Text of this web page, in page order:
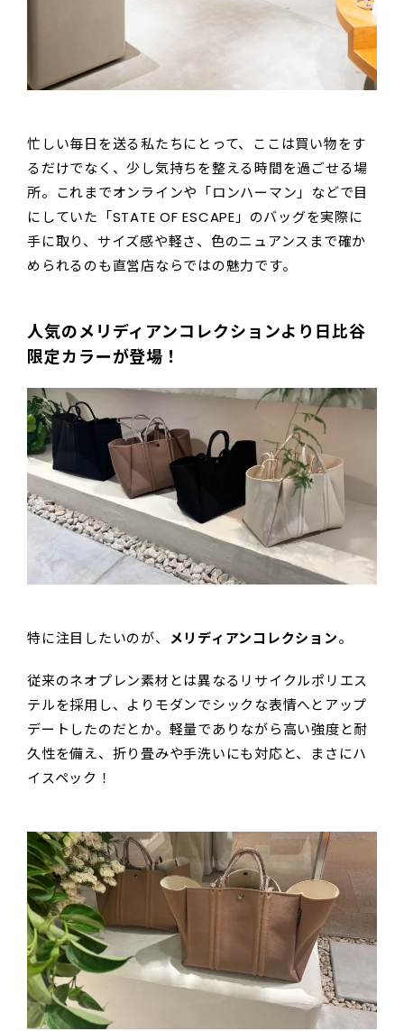
忙しい毎日を送る私たちにとって、ここは買い物をす
るだけでなく、少し気持ちを整える時間を過ごせる場
所。これまでオンラインや「ロンハーマン」などで目
にしていた「STATE OF ESCAPE」のバッグを実際に
手に取り、サイズ感や軽さ、色のニュアンスまで確か
められるのも直営店ならではの魅力です。
人気のメリディアンコレクションより日比谷
限定カラーが登場！
特に注目したいのが、 メリディアンコレクション。
従来のネオプレン素材とは異なるリサイクルポリエス
テルを採用し、よりモダンでシックな表情へとアップ
デートしたのだとか。軽量でありながら高い強度と耐
久性を備え、折り畳みや手洗いにも対応と、まさにハ
イスペック！